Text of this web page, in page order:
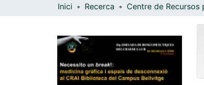
Inici Recerca